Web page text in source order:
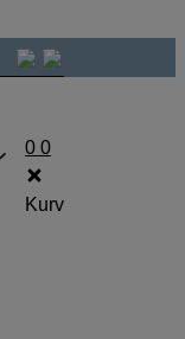
0 0
Kurv